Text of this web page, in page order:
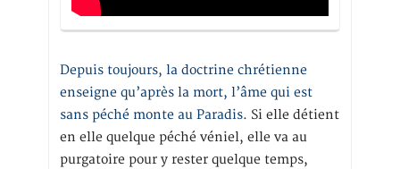
Depuis toujours, la doctrine chrétienne
enseigne qu’après la mort, l’âme qui est
sans péché monte au Paradis. Si elle détient
en elle quelque péché véniel, elle va au
purgatoire pour y rester quelque temps,